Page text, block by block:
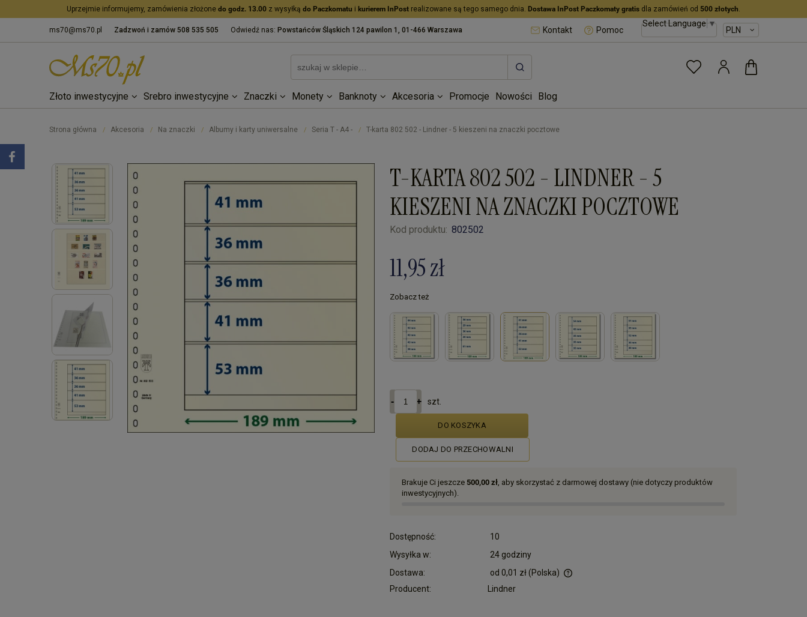
Uprzejmie informujemy, zamówienia złożone do godz. 13.00 z wysyłką do Paczkomatu i kurierem InPost realizowane są tego samego dnia. Dostawa InPost Paczkomaty gratis dla zamówień od 500 złotych.
Select Language▼
ms70@ms70.pl Zadzwoń i zamów 508 535 505 Odwiedź nas: Powstańców Śląskich 124 pawilon 1, 01-466 Warszawa Kontakt Pomoc
Złoto inwestycyjne Srebro inwestycyjne Znaczki Monety Banknoty Akcesoria Promocje Nowości Blog
Strona główna / Akcesoria / Na znaczki / Albumy i karty uniwersalne / Seria T - A4 - / T-karta 802 502 - Lindner - 5 kieszeni na znaczki pocztowe
T-KARTA 802 502 - LINDNER - 5
KIESZENI NA ZNACZKI POCZTOWE
Kod produktu: 802502
11,95 zł
Zobacz też
szt.
DO KOSZYKA
DODAJ DO PRZECHOWALNI
Brakuje Ci jeszcze 500,00 zł, aby skorzystać z darmowej dostawy (nie dotyczy produktów
inwestycyjnych).
Dostępność:
10
Wysyłka w:
24 godziny
Dostawa:
od 0,01 zł(Polska)
Producent: Lindner